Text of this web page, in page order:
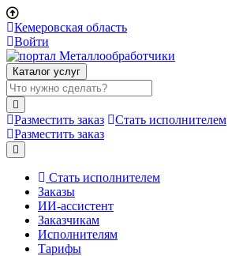
Кемеровская область
Войти
Каталог услуг
Разместить заказ
Стать исполнителем
Разместить заказ
Стать исполнителем
Заказы
ИИ-ассистент
Заказчикам
Исполнителям
Тарифы